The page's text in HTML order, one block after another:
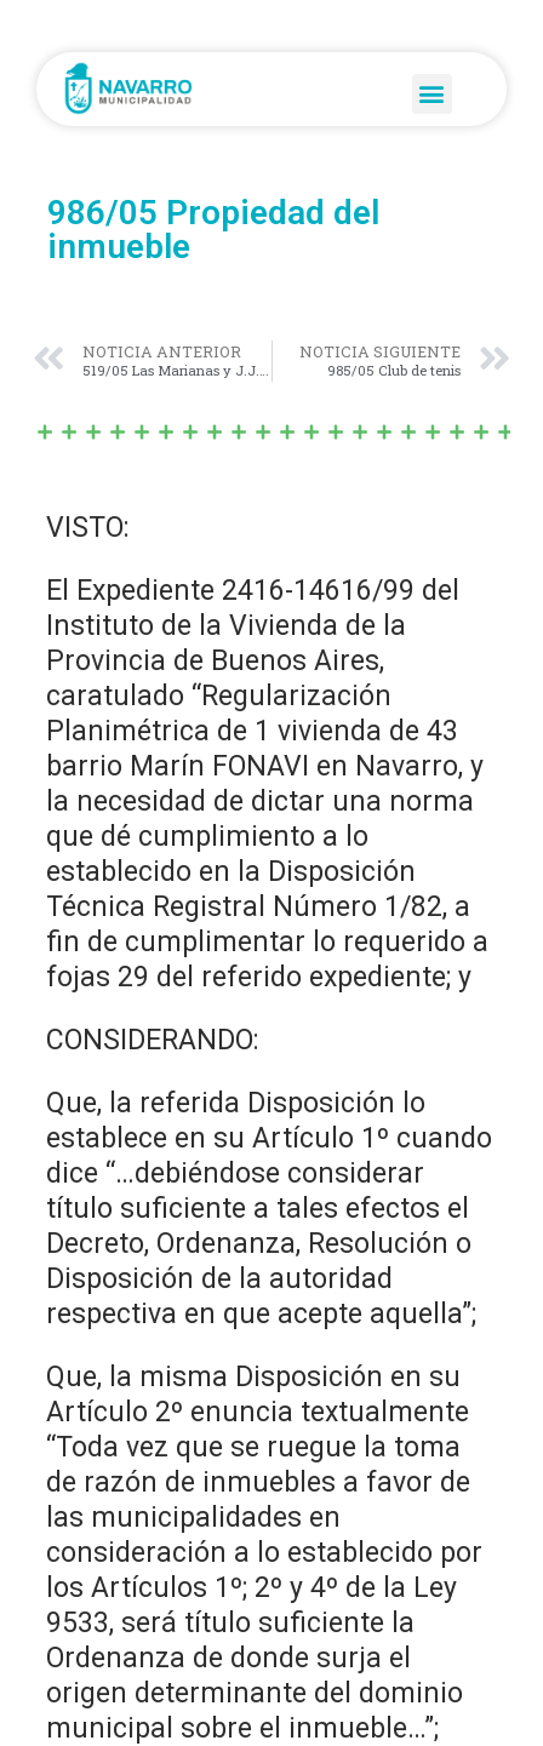
986/05 Propiedad del
inmueble
NOTICIA ANTERIOR
519/05 Las Marianas y J.J. Almeyra
NOTICIA SIGUIENTE
985/05 Club de tenis
VISTO:
El Expediente 2416-14616/99 del
Instituto de la Vivienda de la
Provincia de Buenos Aires,
caratulado “Regularización
Planimétrica de 1 vivienda de 43
barrio Marín FONAVI en Navarro, y
la necesidad de dictar una norma
que dé cumplimiento a lo
establecido en la Disposición
Técnica Registral Número 1/82, a
fin de cumplimentar lo requerido a
fojas 29 del referido expediente; y
CONSIDERANDO:
Que, la referida Disposición lo
establece en su Artículo 1º cuando
dice “…debiéndose considerar
título suficiente a tales efectos el
Decreto, Ordenanza, Resolución o
Disposición de la autoridad
respectiva en que acepte aquella”;
Que, la misma Disposición en su
Artículo 2º enuncia textualmente
“Toda vez que se ruegue la toma
de razón de inmuebles a favor de
las municipalidades en
consideración a lo establecido por
los Artículos 1º; 2º y 4º de la Ley
9533, será título suficiente la
Ordenanza de donde surja el
origen determinante del dominio
municipal sobre el inmueble…”;